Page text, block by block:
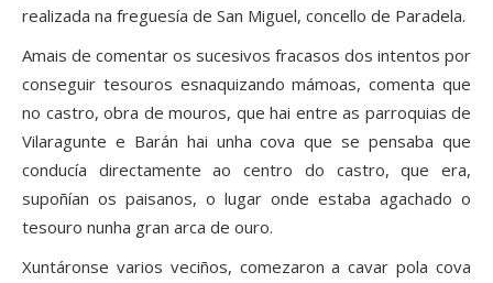
realizada na freguesía de San Miguel, concello de Paradela.
Amais de comentar os sucesivos fracasos dos intentos por
conseguir tesouros esnaquizando mámoas, comenta que
no castro, obra de mouros, que hai entre as parroquias de
Vilaragunte e Barán hai unha cova que se pensaba que
conducía directamente ao centro do castro, que era,
supoñían os paisanos, o lugar onde estaba agachado o
tesouro nunha gran arca de ouro.
Xuntáronse varios veciños, comezaron a cavar pola cova